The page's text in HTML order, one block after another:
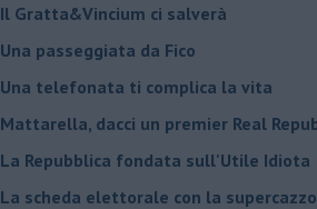
Il Gratta&Vincium ci salverà
Una passeggiata da Fico
Una telefonata ti complica la vita
Mattarella, dacci un premier Real
La Repubblica fondata sull'Utile Idiota
La scheda elettorale con la